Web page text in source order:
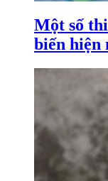
Một số
biến hiện